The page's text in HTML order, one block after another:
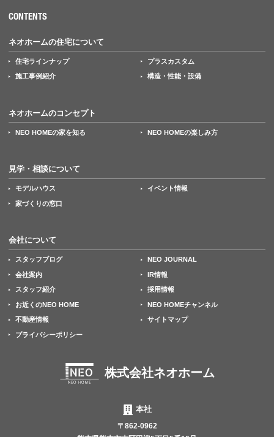
CONTENTS
ネオホームの住宅について
住宅ラインナップ プラスカスタム
施工事例紹介 構造・性能・設備
ネオホームのコンセプト
NEO HOMEの家を知る NEO HOMEの楽しみ方
見学・相談について
モデルハウス イベント情報
家づくりの窓口
会社について
スタッフブログ NEO JOURNAL
会社案内 IR情報
スタッフ紹介 採用情報
お近くのNEO HOME NEO HOMEチャンネル
不動産情報 サイトマップ
プライバシーポリシー
株式会社ネオホーム
本社
〒862-0962